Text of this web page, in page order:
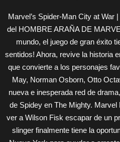
Marvel’s Spider-Man City at War
del HOMBRE ARAÑA DE
mundo, el juego de gran éxito
sentidos! Ahora, revive la historia
que convierte a los personajes
May, Norman Osborn, Otto
nueva e inesperada red de
de Spidey en The Mighty.
ver a Wilson Fisk escapar de un
slinger finalmente tiene la